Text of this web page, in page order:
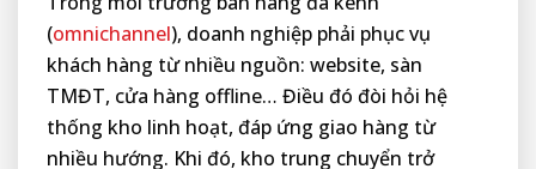
(omnichannel), doanh nghiệp phải phục vụ
khách hàng từ nhiều nguồn: website, sàn
TMĐT, cửa hàng offline… Điều đó đòi hỏi hệ
thống kho linh hoạt, đáp ứng giao hàng từ
nhiều hướng. Khi đó, kho trung chuyển trở